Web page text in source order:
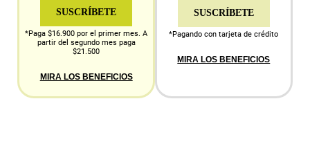
SUSCRÍBETE
*Paga $16.900 por el primer mes. A
partir del segundo mes paga
$21.500
MIRA LOS BENEFICIOS
SUSCRÍBETE
*Pagando con tarjeta de crédito
MIRA LOS BENEFICIOS